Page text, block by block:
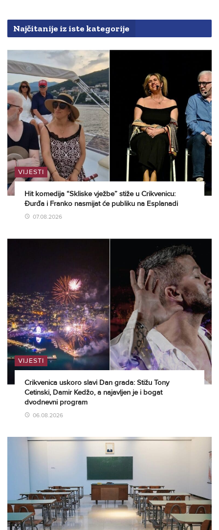
Najčitanije iz iste kategorije
VIJESTI
Hit komedija “Skliske vježbe” stiže u Crikvenicu:
Đurđa i Franko nasmijat će publiku na Esplanadi
07.08.2026
VIJESTI
Crikvenica uskoro slavi Dan grada: Stižu Tony
Cetinski, Damir Kedžo, a najavljen je i bogat
dvodnevni program
06.08.2026